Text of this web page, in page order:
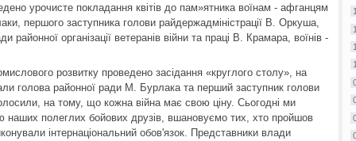
урочисте покладання квітів до пам»ятника воїнам - афганцям
першого заступника голови райдержадміністрації В. Оркуша,
організації ветеранів війни та праці В. Крамара, воїнів -
розвитку проведено засідання «круглого столу», на
голова районної ради М. Бурлака та перший заступник голови
на тому, що кожна війна має свою ціну. Сьогодні ми
наших полеглих бойових друзів, вшановуємо тих, хто пройшов
інтернаціональний обов'язок. Представники влади